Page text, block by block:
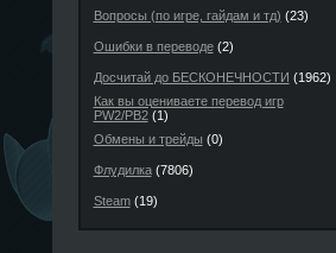
Вопросы (по игре, гайдам и тд) (23)
Ошибки в переводе(2)
Досчитай до БЕСКОНЕЧНОСТИ (1962)
Как вы оцениваете перевод игр
PW2/PB2(1)
Обмены и трейды (0)
Флудилка(7806)
Steam(19)